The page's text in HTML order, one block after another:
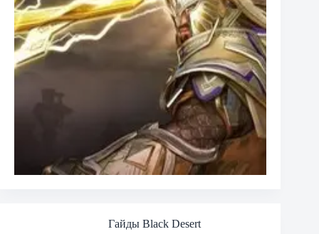
Гайды Black Desert